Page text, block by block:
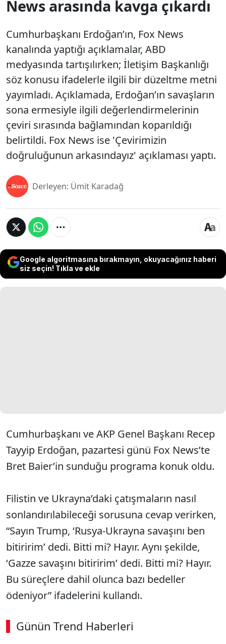
News arasında kavga çıkardı
Cumhurbaşkanı Erdoğan’ın, Fox News
kanalında yaptığı açıklamalar, ABD
medyasında tartışılırken; İletişim Başkanlığı
söz konusu ifadelerle ilgili bir düzeltme metni
yayımladı. Açıklamada, Erdoğan’ın savaşların
sona ermesiyle ilgili değerlendirmelerinin
çeviri sırasında bağlamından koparıldığı
belirtildi. Fox News ise 'Çevirimizin
doğruluğunun arkasındayız' açıklaması yaptı.
Derleyen: Ümit Karadağ
Google algoritmasına bırakmayın, okuyacağınız haberi
siz seçin! Tıkla ve ekle
Cumhurbaşkanı ve AKP Genel Başkanı Recep
Tayyip Erdoğan, pazartesi günü Fox News’te
Bret Baier’in sunduğu programa konuk oldu.
Filistin ve Ukrayna’daki çatışmaların nasıl
sonlandırılabileceği sorusuna cevap verirken,
“Sayın Trump, ‘Rusya-Ukrayna savaşını ben
bitiririm’ dedi. Bitti mi? Hayır. Aynı şekilde,
‘Gazze savaşını bitiririm’ dedi. Bitti mi? Hayır.
Bu süreçlere dahil olunca bazı bedeller
ödeniyor” ifadelerini kullandı.
Günün Trend Haberleri